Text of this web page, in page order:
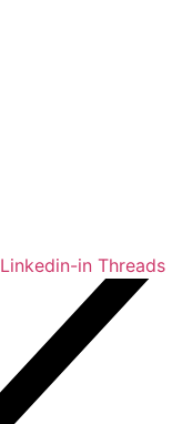
Linkedin-in Threads